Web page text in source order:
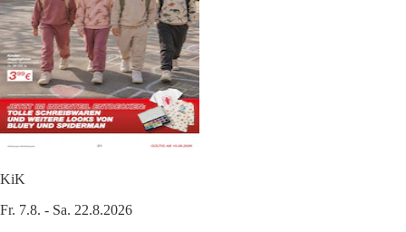
KiK
Fr. 7.8. - Sa. 22.8.2026